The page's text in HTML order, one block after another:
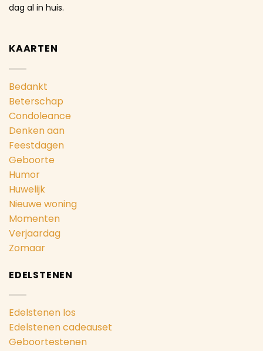
dag al in huis.
KAARTEN
Bedankt
Beterschap
Condoleance
Denken aan
Feestdagen
Geboorte
Humor
Huwelijk
Nieuwe woning
Momenten
Verjaardag
Zomaar
EDELSTENEN
Edelstenen los
Edelstenen cadeauset
Geboortestenen